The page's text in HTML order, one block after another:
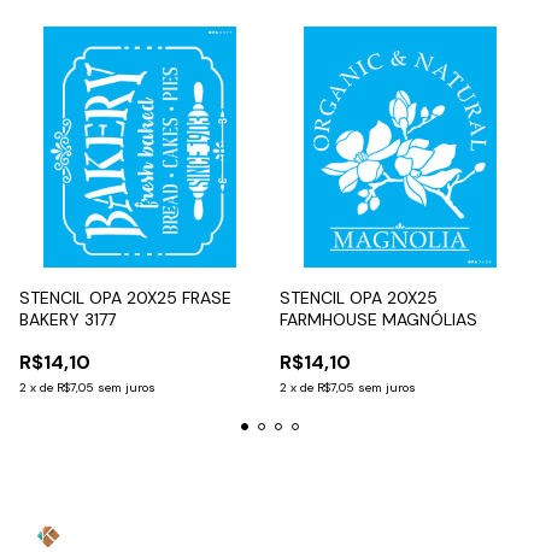
STENCIL OPA 20X25 FRASE
BAKERY 3177
R$14,10
2 x de R$7,05 sem juros
STENCIL OPA 20X25
FARMHOUSE MAGNÓLIAS
R$14,10
2 x de R$7,05 sem juros